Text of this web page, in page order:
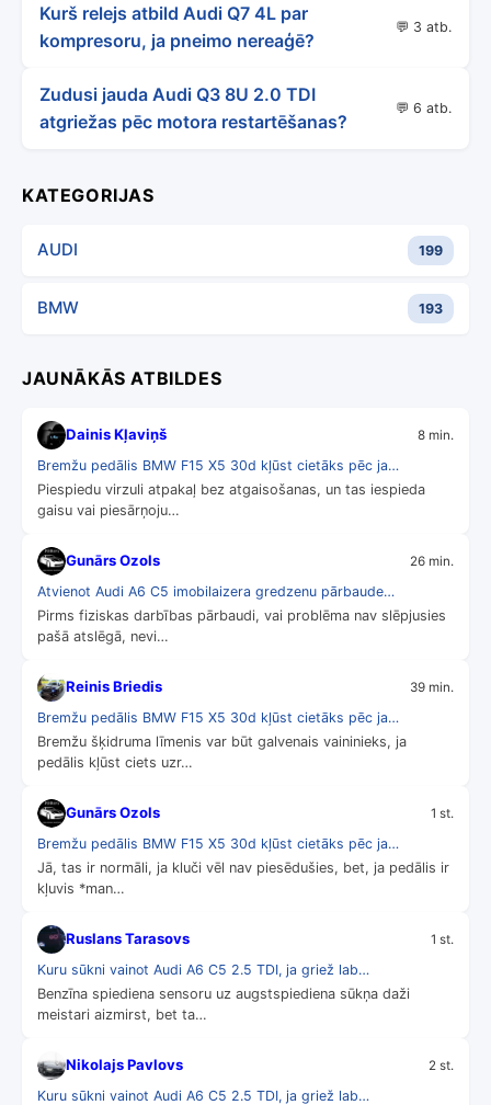
Kurš relejs atbild Audi Q7 4L par
kompresoru, ja pneimo nereaģē?
💬 3 atb.
Zudusi jauda Audi Q3 8U 2.0 TDI
atgriežas pēc motora restartēšanas?
💬 6 atb.
KATEGORIJAS
AUDI 199
BMW 193
JAUNĀKĀS ATBILDES
Dainis Kļaviņš 8 min.
Bremžu pedālis BMW F15 X5 30d kļūst cietāks pēc ja…
Piespiedu virzuli atpakaļ bez atgaisošanas, un tas iespieda
gaisu vai piesārņoju…
Gunārs Ozols 26 min.
Atvienot Audi A6 C5 imobilaizera gredzenu pārbaude…
Pirms fiziskas darbības pārbaudi, vai problēma nav slēpjusies
pašā atslēgā, nevi…
Reinis Briedis 39 min.
Bremžu pedālis BMW F15 X5 30d kļūst cietāks pēc ja…
Bremžu šķidruma līmenis var būt galvenais vaininieks, ja
pedālis kļūst ciets uzr…
Gunārs Ozols 1 st.
Bremžu pedālis BMW F15 X5 30d kļūst cietāks pēc ja…
Jā, tas ir normāli, ja kluči vēl nav piesēdušies, bet, ja pedālis ir
kļuvis *man…
Ruslans Tarasovs 1 st.
Kuru sūkni vainot Audi A6 C5 2.5 TDI, ja griež lab…
Benzīna spiediena sensoru uz augstspiediena sūkņa daži
meistari aizmirst, bet ta…
Nikolajs Pavlovs 2 st.
Kuru sūkni vainot Audi A6 C5 2.5 TDI, ja griež lab…